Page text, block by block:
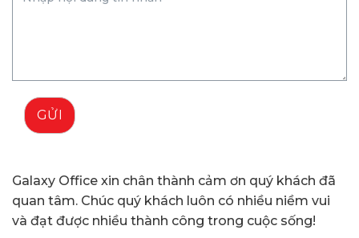
GỬI
Galaxy Office xin chân thành cảm ơn quý khách đã
quan tâm. Chúc quý khách luôn có nhiều niềm vui
và đạt được nhiều thành công trong cuộc sống!